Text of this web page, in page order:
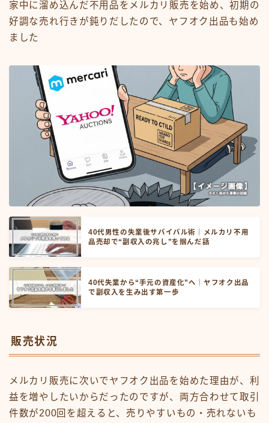
家中に溜め込んだ不用品をメルカリ販売を始め、初期の
好調な売れ行きが鈍りだしたので、ヤフオク出品も始め
ました
40代男性の失業後サバイバル術｜メルカリ不用
品売却で“副収入の兆し”を掴んだ話
40代失業から“手元の資産化”へ｜ヤフオク出品
で副収入を生み出す第一歩
販売状況
メルカリ販売に次いでヤフオク出品を始めた理由が、利
益を増やしたいからだったのですが、両方合わせて取引
件数が200回を超えると、売りやすいもの・売れないも